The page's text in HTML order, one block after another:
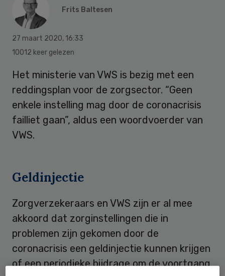
Frits Baltesen
27 maart 2020, 16:33
10012 keer gelezen
Het ministerie van VWS is bezig met een
reddingsplan voor de zorgsector. “Geen
enkele instelling mag door de coronacrisis
failliet gaan”, aldus een woordvoerder van
VWS.
Geldinjectie
Zorgverzekeraars en VWS zijn er al mee
akkoord dat zorginstellingen die in
problemen zijn gekomen door de
coronacrisis een geldinjectie kunnen krijgen
of een periodieke bijdrage om de voortgang